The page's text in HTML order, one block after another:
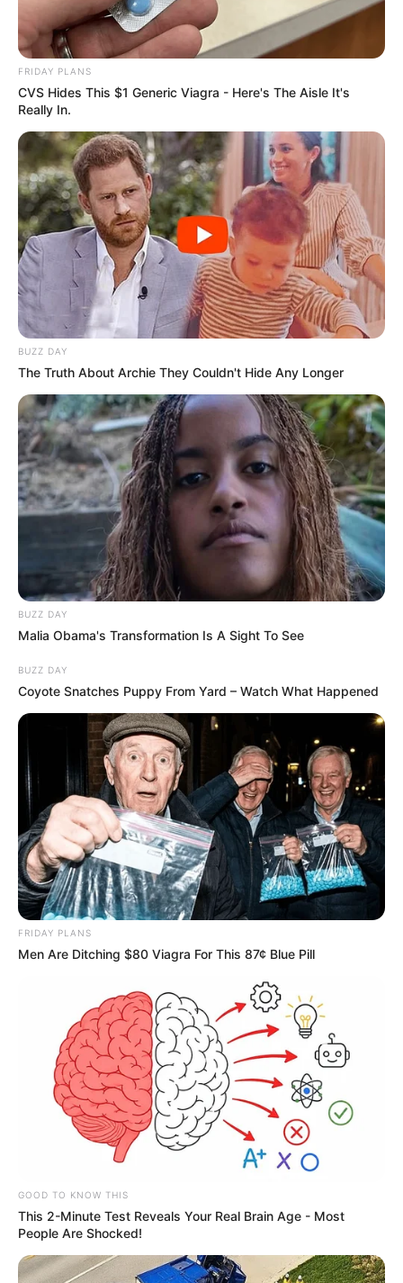
FRIDAY PLANS
CVS Hides This $1 Generic Viagra - Here's The Aisle It's
Really In.
BUZZ DAY
The Truth About Archie They Couldn't Hide Any Longer
BUZZ DAY
Malia Obama's Transformation Is A Sight To See
BUZZ DAY
Coyote Snatches Puppy From Yard – Watch What Happened
FRIDAY PLANS
Men Are Ditching $80 Viagra For This 87¢ Blue Pill
GOOD TO KNOW THIS
This 2-Minute Test Reveals Your Real Brain Age - Most
People Are Shocked!